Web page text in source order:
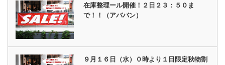
在庫整理ール開催！２日２３：５０ま
で！！（アババン）
９月１６日（水）０時より１日限定秋物割